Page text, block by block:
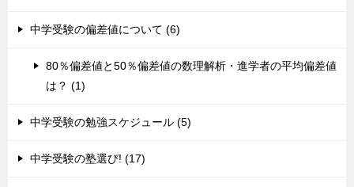
中学受験の偏差値について (6)
80％偏差値と50％偏差値の数理解析・進学者の平均偏差値
は？ (1)
中学受験の勉強スケジュール (5)
中学受験の塾選び! (17)